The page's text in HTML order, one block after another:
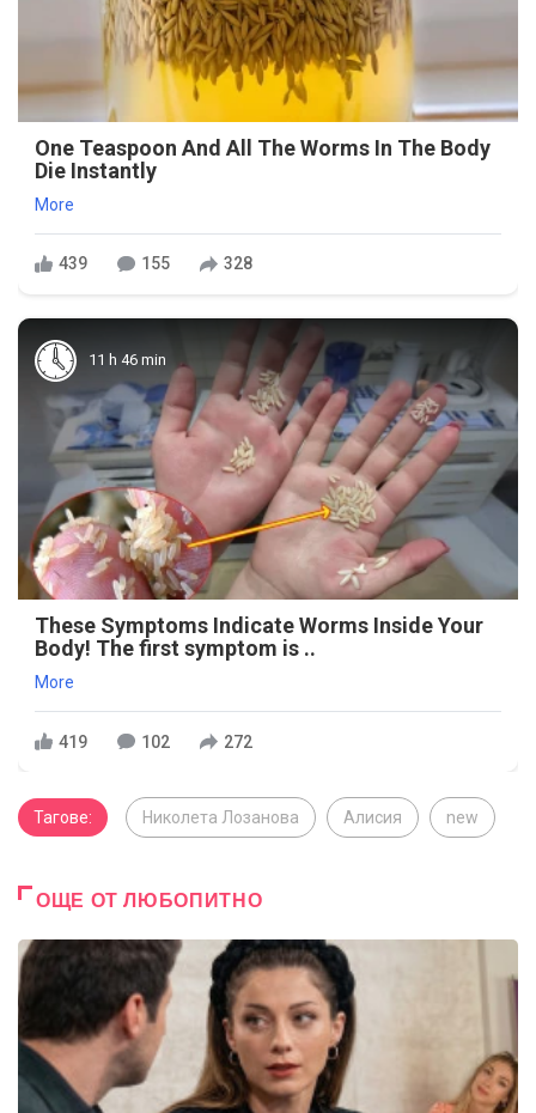
One Teaspoon And All The Worms In The Body
Die Instantly
More
439 155 328
11 h 46 min
These Symptoms Indicate Worms Inside Your
Body! The first symptom is ..
More
419 102 272
Тагове: Николета Лозанова Алисия new
ОЩЕ ОТ ЛЮБОПИТНО